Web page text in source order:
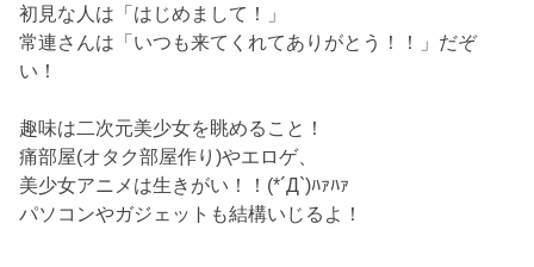
初見な人は「はじめまして！」
常連さんは「いつも来てくれてありがとう！！」だぞ
い！
趣味は二次元美少女を眺めること！
痛部屋(オタク部屋作り)やエロゲ、
美少女アニメは生きがい！！(*´Д`)ﾊｧﾊｧ
パソコンやガジェットも結構いじるよ！